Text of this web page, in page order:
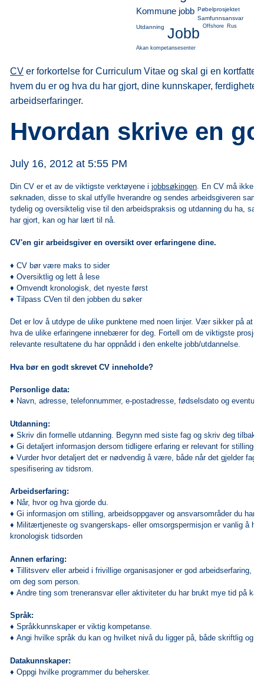
Kommune jobb Pøbelprosjektet
Samfunnsansvar
Utdanning Jobb Offshore Rus
Akan kompetansesenter
CV er forkortelse for Curriculum Vitae og skal gi en kortfattet
hvem du er og hva du har gjort, dine kunnskaper, ferdigheter
arbeidserfaringer.
Hvordan skrive en
July 16, 2012 at 5:55 PM
Din CV er et av de viktigste verktøyene ijobbsøkingen . En CV må ikke
søknaden, disse to skal utfylle hverandre og sendes arbeidsgiveren
tydelig og oversiktelig vise til den arbeidspraksis ogutdanning du ha,
har gjort, kan og har lært til nå.
CV'en gir arbeidsgiver en oversikt over erfaringene dine.
♦ CV bør være maks to sider
♦ Oversiktlig og lett å lese
♦ Omvendt kronologisk, det nyeste først
♦ Tilpass CVen til den jobben du søker
Det er lov å utdype de ulike punktene med noen linjer. Vær sikker på at
hva de ulike erfaringene innebærer for deg. Fortell om de viktigste
relevante resultatene du har oppnådd i den enkelte jobb/utdannelse.
Hva bør en godt skrevet CV inneholde?
Personlige data:
♦ Navn, adresse, telefonnummer, e-postadresse, fødselsdato og
Utdanning:
♦Skriv din formelleutdanning . Begynn med siste fag og skriv deg
♦Gi detaljert informasjon dersom tidligere erfaring er relevant for
♦Vurder hvor detaljert det er nødvendig å være, både når det gjelder
spesifisering av tidsrom.
Arbeidserfaring:
♦ Når, hvor og hva gjorde du.
♦Gi informasjon om stilling, arbeidsoppgaver og ansvarsområder du har
♦ Militærtjeneste og svangerskaps- eller omsorgspermisjon er vanlig å ha
kronologisk tidsorden
Annen erfaring:
♦Tillitsverv eller arbeid i frivillige organisasjoner er god arbeidserfaring,
om deg som person.
♦Andre ting som treneransvar eller aktiviteter du har brukt mye tid på
Språk:
♦Språkkunnskaper er viktig kompetanse.
♦Angi hvilke språk du kan og hvilket nivå du ligger på, både skriftlig og
Datakunnskaper:
♦Oppgi hvilke programmer du behersker.